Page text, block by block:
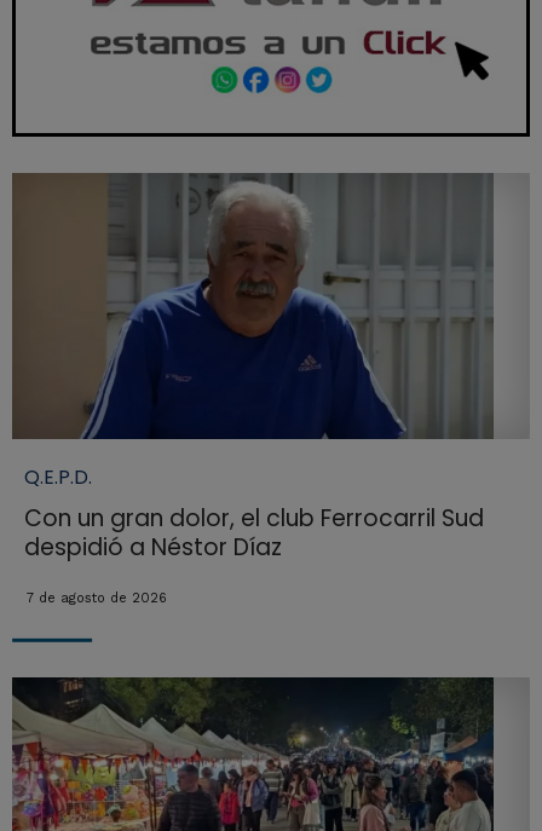
Q.E.P.D.
Con un gran dolor, el club Ferrocarril Sud
despidió a Néstor Díaz
7 de agosto de 2026